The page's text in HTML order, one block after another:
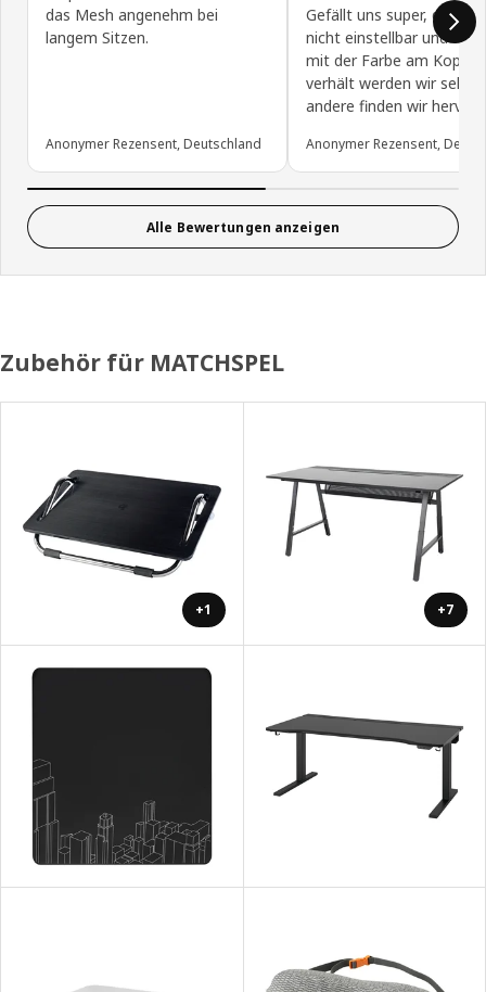
das Mesh angenehm bei
langem Sitzen.
Anonymer Rezensent, Deutschland
Gefällt uns super, die
nicht einstellbar und wie
mit der Farbe am
verhält werden wir
andere finden wir
Anonymer Rezensent,
Alle Bewertungen anzeigen
Zubehör für MATCHSPEL
+1 +7